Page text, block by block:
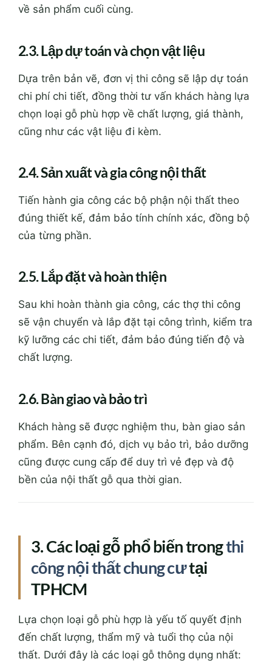
về sản phẩm cuối cùng.
2.3. Lập dự toán và chọn vật liệu
Dựa trên bản vẽ, đơn vị thi công sẽ lập dự toán
chi phí chi tiết, đồng thời tư vấn khách hàng lựa
chọn loại gỗ phù hợp về chất lượng, giá thành,
cũng như các vật liệu đi kèm.
2.4. Sản xuất và gia công nội thất
Tiến hành gia công các bộ phận nội thất theo
đúng thiết kế, đảm bảo tính chính xác, đồng bộ
của từng phần.
2.5. Lắp đặt và hoàn thiện
Sau khi hoàn thành gia công, các thợ thi công
sẽ vận chuyển và lắp đặt tại công trình, kiểm tra
kỹ lưỡng các chi tiết, đảm bảo đúng tiến độ và
chất lượng.
2.6. Bàn giao và bảo trì
Khách hàng sẽ được nghiệm thu, bàn giao sản
phẩm. Bên cạnh đó, dịch vụ bảo trì, bảo dưỡng
cũng được cung cấp để duy trì vẻ đẹp và độ
bền của nội thất gỗ qua thời gian.
3. Các loại gỗ phổ biến trongthi
công nội thất chung cưtại
TPHCM
Lựa chọn loại gỗ phù hợp là yếu tố quyết định
đến chất lượng, thẩm mỹ và tuổi thọ của nội
thất. Dưới đây là các loại gỗ thông dụng nhất: